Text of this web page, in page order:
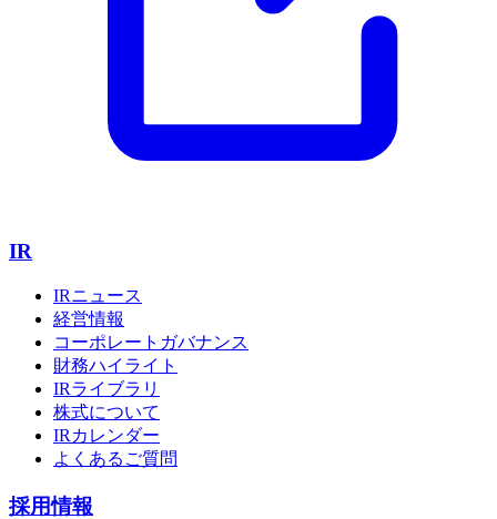
IR
IRニュース
経営情報
コーポレートガバナンス
財務ハイライト
IRライブラリ
株式について
IRカレンダー
よくあるご質問
採用情報